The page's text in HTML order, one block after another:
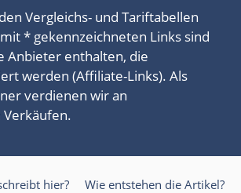
Vergleichs- und Tariftabellen
* gekennzeichneten Links sind
Anbieter enthalten, die
werden (Affiliate-Links). Als
verdienen wir an
hier?
Wie entstehen die Artikel?